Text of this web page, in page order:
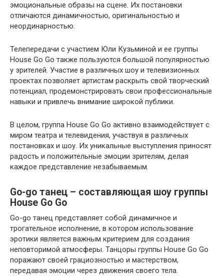
эмоциональные образы на сцене. Их постановки
отличаются динамичностью, оригинальностью и
неординарностью.
Телепередачи с участием Юли Кузьминой и ее группы
House Go Go также пользуются большой популярностью
у зрителей. Участие в различных шоу и телевизионных
проектах позволяет артистам раскрыть свой творческий
потенциал, продемонстрировать свои профессиональные
навыки и привлечь внимание широкой публики.
В целом, группа House Go Go активно взаимодействует с
миром театра и телевидения, участвуя в различных
постановках и шоу. Их уникальные выступления приносят
радость и положительные эмоции зрителям, делая
каждое представление незабываемым.
Go-go танец – составляющая шоу группы
House Go Go
Go-go танец представляет собой динамичное и
трогательное исполнение, в котором использование
эротики является важным критерием для создания
неповторимой атмосферы. Танцоры группы House Go Go
поражают своей грациозностью и мастерством,
передавая эмоции через движения своего тела.